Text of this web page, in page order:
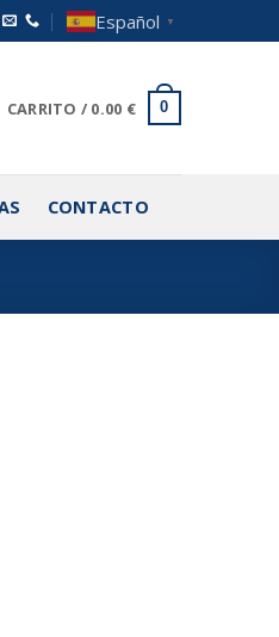
Español ▼
CARRITO / 0.00 € 0
CONTACTO